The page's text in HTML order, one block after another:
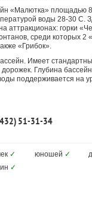
«Малютка» площадью
воды 28-30 С.
аттракционах: горки
среди которых 2
«Грибок».
Имеет
Глубина
поддерживается на
51-31-34
✓ юношей ✓
✓